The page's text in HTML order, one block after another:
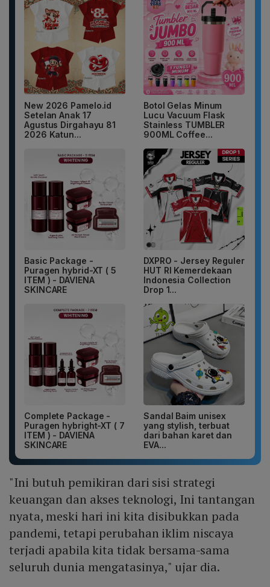
New 2026 Pamelo.id
Setelan Anak 17
Agustus Dirgahayu 81
2026 Katun...
Botol Gelas Minum
Lucu Vacuum Flask
Stainless TUMBLER
900ML Coffee...
Basic Package -
Puragen hybrid-XT ( 5
ITEM ) - DAVIENA
SKINCARE
DXPRO - Jersey Reguler
HUT RI Kemerdekaan
Indonesia Collection
Drop 1...
Complete Package -
Puragen hybright-XT ( 7
ITEM ) - DAVIENA
SKINCARE
Sandal Baim unisex
yang stylish, terbuat
dari bahan karet dan
EVA...
"Ini butuh pemikiran dari sisi strategi
keuangan dan akses teknologi, Ini tantangan
nyata, meski hari ini kita disibukkan pada
pandemi, tetapi perubahan iklim niscaya
terjadi apabila kita tidak bersama-sama
seluruh dunia mengatasinya," ujar dia.